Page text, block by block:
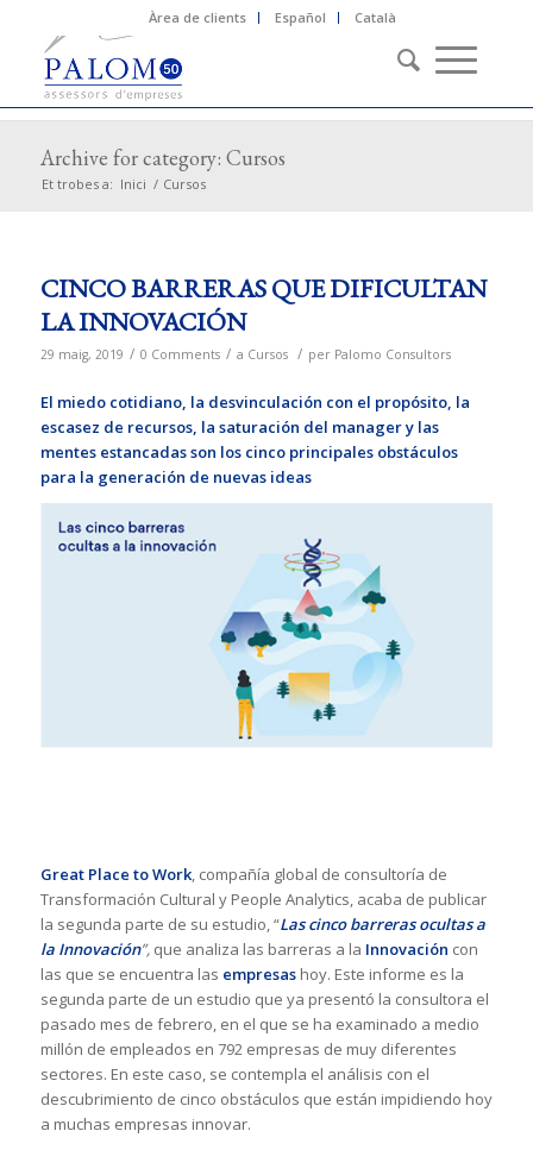
Àrea de clients Español Català
Archive for category: Cursos
Et trobes a: Inici / Cursos
CINCO BARRERAS QUE DIFICULTAN
LA INNOVACIÓN
29 maig, 2019 / 0 Comments / a Cursos / per Palomo Consultors
El miedo cotidiano, la desvinculación con el propósito, la
escasez de recursos, la saturación del manager y las
mentes estancadas son los cinco principales obstáculos
para la generación de nuevas ideas
Great Place to Work, compañía global de consultoría de
Transformación Cultural y People Analytics, acaba de publicar
la segunda parte de su estudio, “Las cinco barreras ocultas a
la Innovación”,que analiza las barreras a la Innovación con
las que se encuentra las empresashoy. Este informe es la
segunda parte de un estudio que ya presentó la consultora el
pasado mes de febrero, en el que se ha examinado a medio
millón de empleados en 792 empresas de muy diferentes
sectores. En este caso, se contempla el análisis con el
descubrimiento de cinco obstáculos que están impidiendo hoy
a muchas empresas innovar.